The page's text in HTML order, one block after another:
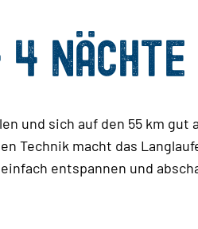
NÄCHTE
und sich auf den 55 km gut
Technik macht das
entspannen und